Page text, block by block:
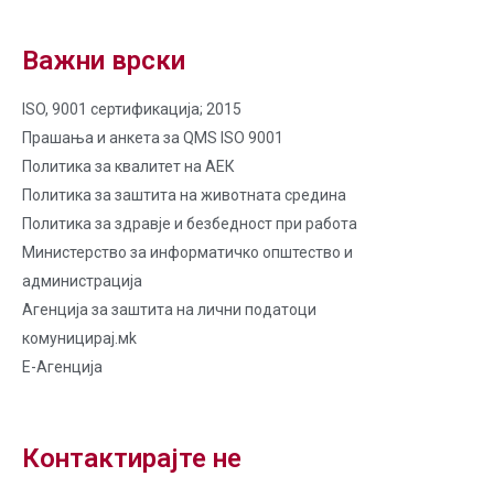
Важни врски
ISO, 9001 сертификација; 2015
Прашања и анкета за QMS ISO 9001
Политика за квалитет на AЕК
Политика за заштита на животната средина
Политика за здравје и безбедност при работа
Министерство за информатичко општество и
администрација
Агенција за заштита на лични податоци
комуницирај.мk
Е-Агенција
Контактирајте не